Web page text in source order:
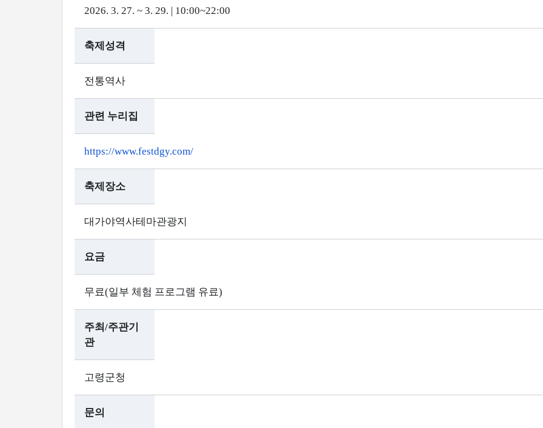
2026. 3. 27. ~ 3. 29. | 10:00~22:00
축제성격
전통역사
관련 누리집
https://www.festdgy.com/
축제장소
대가야역사테마관광지
요금
무료(일부 체험 프로그램 유료)
주최/주관기
관
고령군청
문의